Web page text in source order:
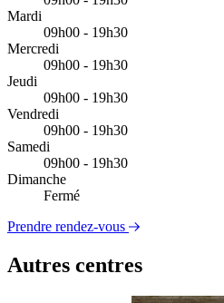
Mardi
09h00 - 19h30
Mercredi
09h00 - 19h30
Jeudi
09h00 - 19h30
Vendredi
09h00 - 19h30
Samedi
09h00 - 19h30
Dimanche
Fermé
Prendre rendez-vous
Autres centres